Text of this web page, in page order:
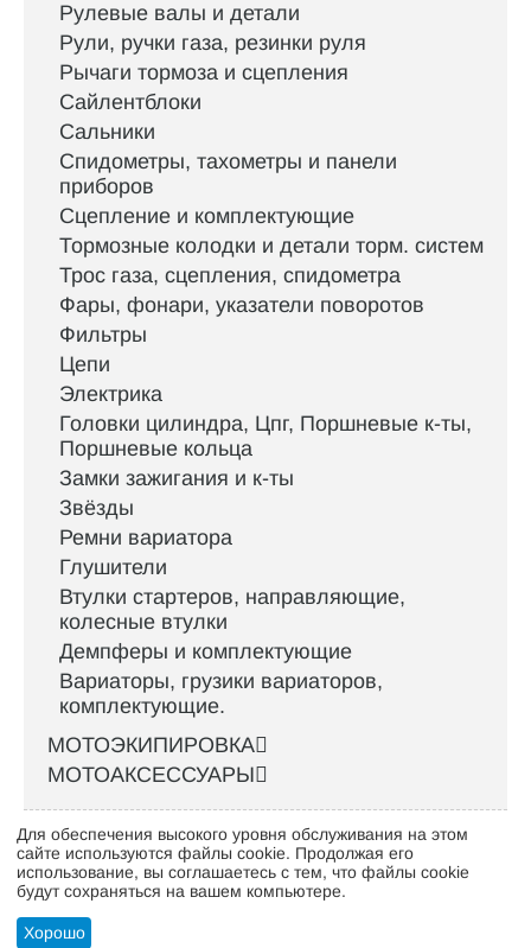
Рулевые валы и детали
Рули, ручки газа, резинки руля
Рычаги тормоза и сцепления
Сайлентблоки
Сальники
Спидометры, тахометры и панели
приборов
Сцепление и комплектующие
Тормозные колодки и детали торм. систем
Трос газа, сцепления, спидометра
Фары, фонари, указатели поворотов
Фильтры
Цепи
Электрика
Головки цилиндра, Цпг, Поршневые к-ты,
Поршневые кольца
Замки зажигания и к-ты
Звёзды
Ремни вариатора
Глушители
Втулки стартеров, направляющие,
колесные втулки
Демпферы и комплектующие
Вариаторы, грузики вариаторов,
комплектующие.
МОТОЭКИПИРОВКА
МОТОАКСЕССУАРЫ
Интернет-магазин велосипедов VELO52.RU
Стать оптовым клиентом
Для обеспечения высокого уровня обслуживания на этом
сайте используются файлы cookie. Продолжая его
использование, вы соглашаетесь с тем, что файлы cookie
будут сохраняться на вашем компьютере.
Хорошо